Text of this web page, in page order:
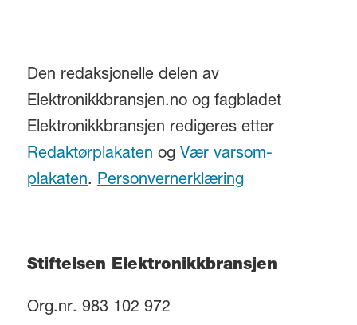
Den redaksjonelle delen av
Elektronikkbransjen.no og fagbladet
Elektronikkbransjen redigeres etter
Redaktørplakaten og Vær varsom-
plakaten. Personvernerklæring
Stiftelsen Elektronikkbransjen
Org.nr. 983 102 972